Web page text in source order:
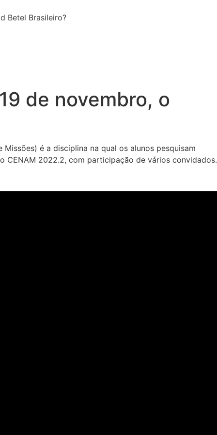
Betel Brasileiro?
de novembro, o
é a disciplina na qual os alunos pesquisam
CENAM 2022.2, com participação de vários convidados.